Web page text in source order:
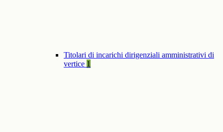
Titolari di incarichi dirigenziali amministrativi di
vertice 1